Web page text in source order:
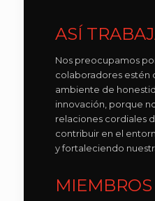
ASÍ
Nos preocupamos
colaboradores estén
ambiente de
innovación, porque
relaciones cordiales
contribuir en el
y fortaleciendo